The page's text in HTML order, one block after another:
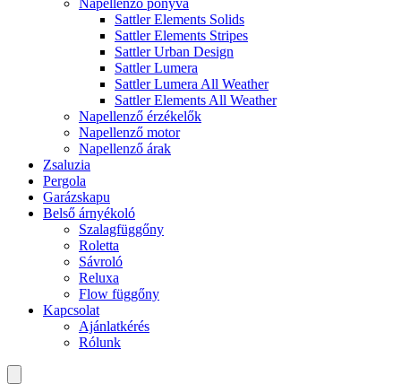
Napellenző ponyva
Sattler Elements Solids
Sattler Elements Stripes
Sattler Urban Design
Sattler Lumera
Sattler Lumera All Weather
Sattler Elements All Weather
Napellenző érzékelők
Napellenző motor
Napellenző árak
Zsaluzia
Pergola
Garázskapu
Belső árnyékoló
Szalagfüggőny
Roletta
Sávroló
Reluxa
Flow függőny
Kapcsolat
Ajánlatkérés
Rólunk